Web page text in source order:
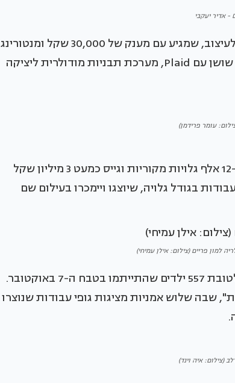
בנוסף, יוכרז הפרויקט הזוכה הראשון בפרס צבי ימיני לעיצוב, שמגיע עם מענק של 30,000 שקל ומנטורינג
אישי מהיזם צבי ימיני. הזוכים הם תמר איזנברג ואבי בן שושן עם Plaid, מערכת תבניות מודולרית ליציקה
עומר פרידמן)
במשך 16 שנים מכר פרויקט הגלויה הסודית למעלה מ-12 אלף גלויות מקוריות וגייס כמעט 3 מיליון שקל
חברתיות. השנה הוא חוזר עם יותר מ-1,500 עבודות בגודל גלויה, שיוצגו ויימכרו בעילום שם
למון פריים (צילום: אילן עמיחי)
ההכנסות יועברו לעמותת עטופים באהבה, הפועלת לטובת 557 ילדים שהתייתמו בטבח ה-7 באוקטובר.
שבה שלוש אמניות מציגות גופי עבודות שנוצרו
(צילום: איה וינד)